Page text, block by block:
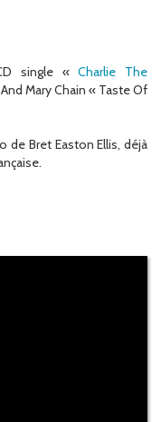
single «Charlie The
Mary Chain « Taste Of
de Bret Easton Ellis, déjà